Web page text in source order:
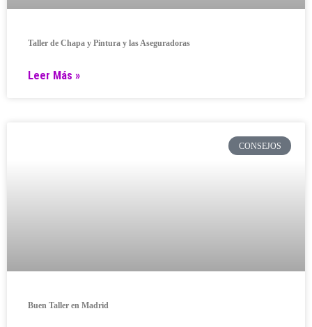
Taller de Chapa y Pintura y las Aseguradoras
Leer Más »
CONSEJOS
Buen Taller en Madrid